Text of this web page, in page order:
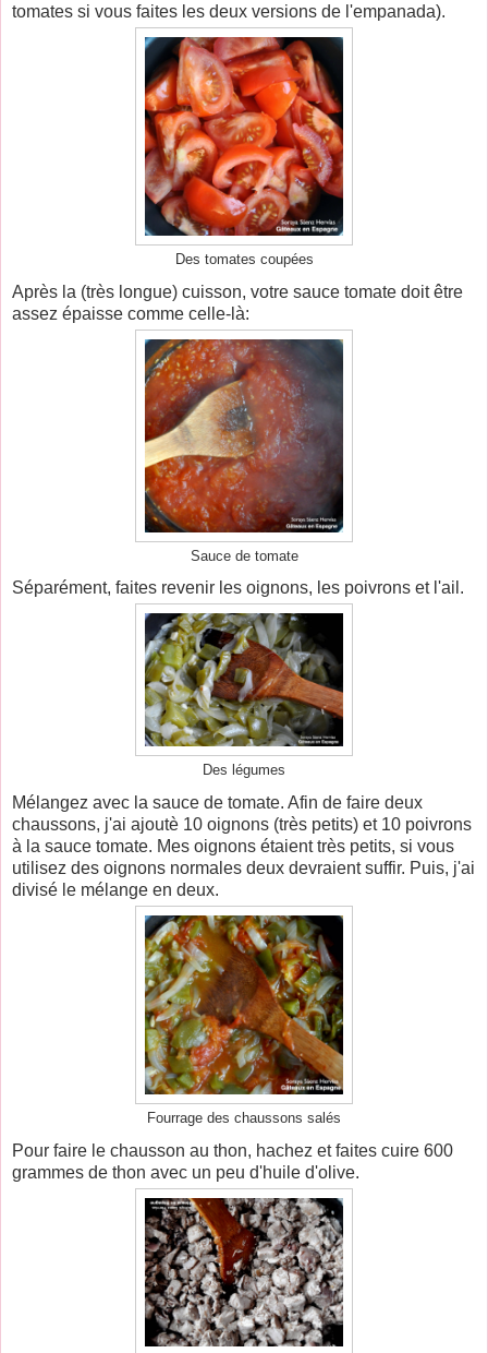
tomates si vous faites les deux versions de l'empanada).
Des tomates coupées
Après la (très longue) cuisson, votre sauce tomate doit être
assez épaisse comme celle-là:
Sauce de tomate
Séparément, faites revenir les oignons, les poivrons et l'ail.
Des légumes
Mélangez avec la sauce de tomate. Afin de faire deux
chaussons, j'ai ajoutè 10 oignons (très petits) et 10 poivrons
à la sauce tomate. Mes oignons étaient très petits, si vous
utilisez des oignons normales deux devraient suffir. Puis, j'ai
divisé le mélange en deux.
Fourrage des chaussons salés
Pour faire le chausson au thon, hachez et faites cuire 600
grammes de thon avec un peu d'huile d'olive.